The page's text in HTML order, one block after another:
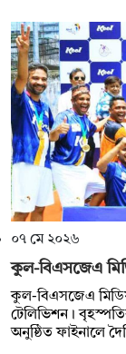
০৭ মে ২০২৬
কুল-বিএসজেএ
কুল-বিএসজেএ
টেলিভিশন।
অনুষ্ঠিত ফাইনালে